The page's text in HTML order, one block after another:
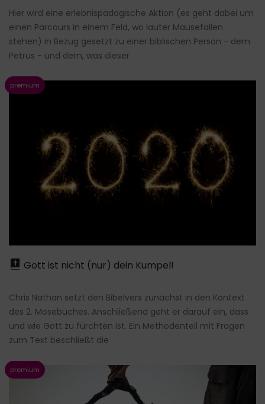
Hier wird eine erlebnispädagische Aktion (es geht dabei um
einen Parcours in einem Feld, wo lauter Mausefallen
stehen) in Bezug gesetzt zu einer biblischen Person - dem
Petrus - und dem, was dieser
Gott ist nicht (nur) dein Kumpel!
Chris Nathan setzt den Bibelvers zunächst in den Kontext
des 2. Mosebuches. Anschließend geht er darauf ein, dass
und wie Gott zu fürchten ist. Ein Methodenteil mit Fragen
zum Text beschließt die